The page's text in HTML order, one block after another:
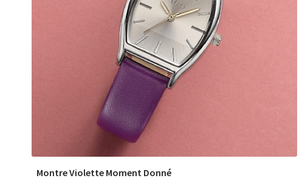
COMMANDER
Montre Violette Moment Donné